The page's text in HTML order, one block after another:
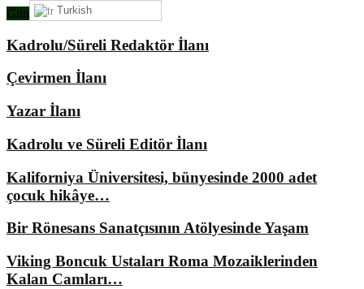
Gündemimizde Ne Var?
Kadrolu/Süreli Redaktör İlanı
Çevirmen İlanı
Yazar İlanı
Kadrolu ve Süreli Editör İlanı
Kaliforniya Üniversitesi, bünyesinde 2000 adet
çocuk hikâye…
Bir Rönesans Sanatçısının Atölyesinde Yaşam
Viking Boncuk Ustaları Roma Mozaiklerinden
Kalan Camları…
Turkish